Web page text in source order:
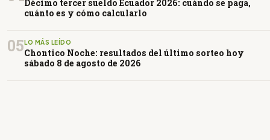
Décimo tercer sueldo Ecuador 2026: cuándo se paga,
cuánto es y cómo calcularlo
05 LO MÁS LEÍDO
Chontico Noche: resultados del último sorteo hoy
sábado 8 de agosto de 2026